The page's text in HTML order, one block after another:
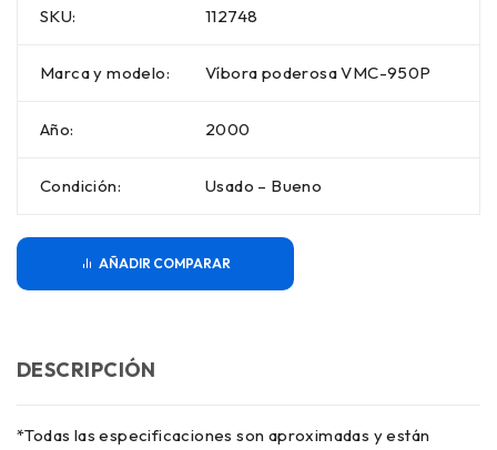
SKU: 112748
Marca y modelo: Víbora poderosa VMC-950P
Año: 2000
Condición: Usado – Bueno
COMPARAR
DESCRIPCIÓN
*Todas las especificaciones son aproximadas y están